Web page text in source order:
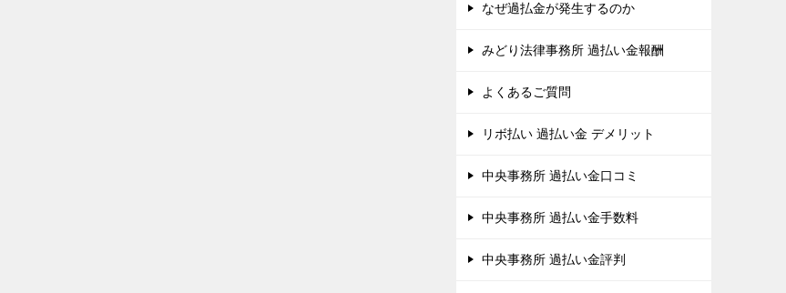
なぜ過払金が発生するのか
みどり法律事務所 過払い金報酬
よくあるご質問
リボ払い 過払い金 デメリット
中央事務所 過払い金口コミ
中央事務所 過払い金手数料
中央事務所 過払い金評判